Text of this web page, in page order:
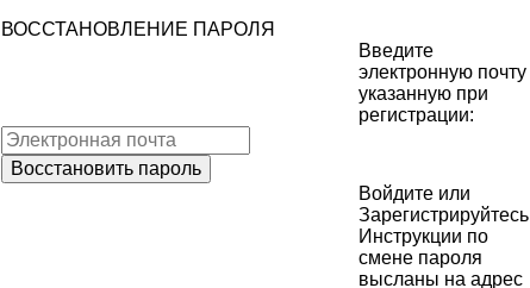
ВОССТАНОВЛЕНИЕ ПАРОЛЯ
Введите
электронную почту
указанную при
регистрации:
Войдите или
Зарегистрируйтесь
Инструкции по
смене пароля
высланы на адрес